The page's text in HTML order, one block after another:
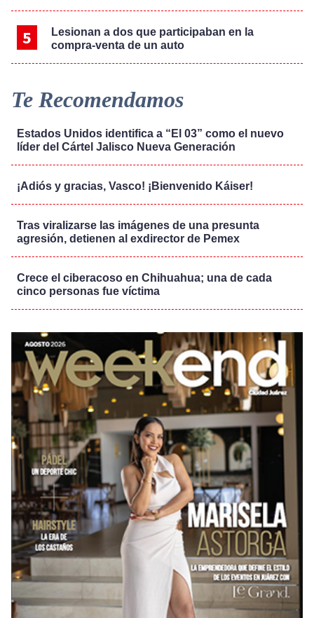
Lesionan a dos que participaban en la
compra-venta de un auto
Te Recomendamos
Estados Unidos identifica a “El 03” como el nuevo
líder del Cártel Jalisco Nueva Generación
¡Adiós y gracias, Vasco! ¡Bienvenido Káiser!
Tras viralizarse las imágenes de una presunta
agresión, detienen al exdirector de Pemex
Crece el ciberacoso en Chihuahua; una de cada
cinco personas fue víctima